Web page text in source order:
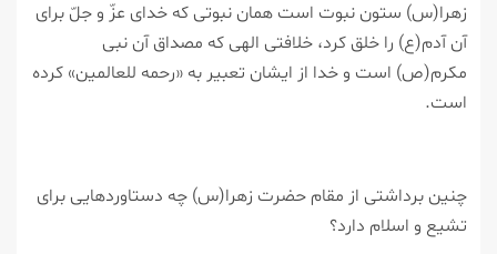
زهرا(س) ستون نبوت است همان نبوتی كه خدای عزّ و جلّ برای
آن آدم(ع) را خلق كرد، خلافتی الهی كه مصداق آن نبی
مكرم(ص) است و خدا از ایشان تعبیر به «رحمه للعالمین» كرده
است.
چنین برداشتی از مقام حضرت زهرا(س) چه دستاوردهایی برای
تشیع و اسلام دارد؟